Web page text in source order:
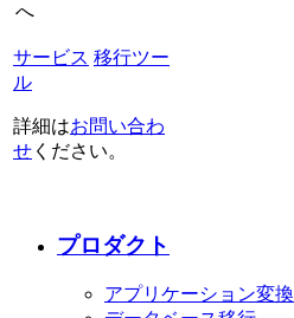
へ
サービス 移行ツー
ル
詳細はお問い合わ
せ ください。
プロダクト
アプリケーション変換